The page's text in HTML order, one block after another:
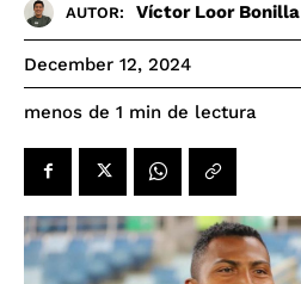
AUTOR: Víctor Loor Bonilla
December 12, 2024
menos de 1 min de lectura